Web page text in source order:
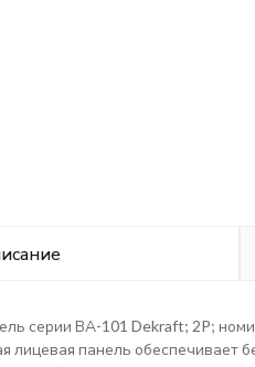
серии ВА-101 Dekraft; 2P;
лицевая панель обеспечивает